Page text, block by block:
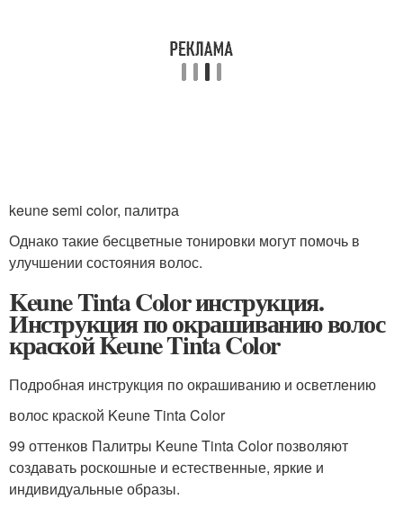
keune semi color, палитра
Однако такие бесцветные тонировки могут помочь в
улучшении состояния волос.
Keune Tinta Color инструкция.
Инструкция по окрашиванию волос
краской Keune Tinta Color
Подробная инструкция по окрашиванию и осветлению
волос краской Keune Tinta Color
99 оттенков Палитры Keune Tinta Color позволяют
создавать роскошные и естественные, яркие и
индивидуальные образы.